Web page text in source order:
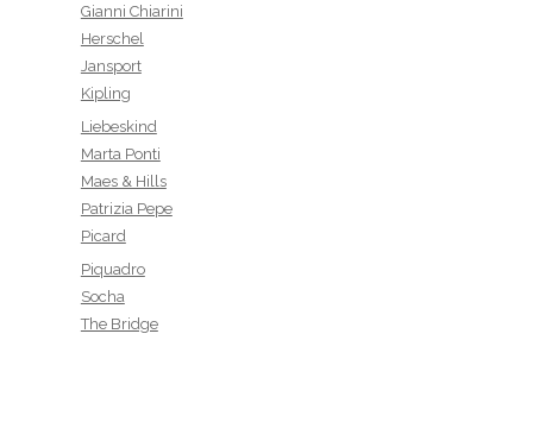
Gianni Chiarini
Herschel
Jansport
Kipling
Liebeskind
Marta Ponti
Maes & Hills
Patrizia Pepe
Picard
Piquadro
Socha
The Bridge